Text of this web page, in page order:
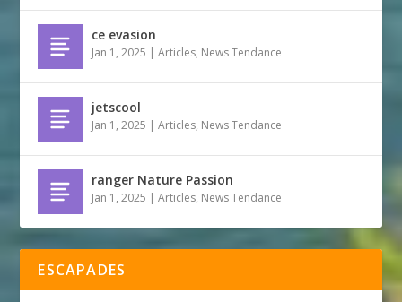
ce evasion
Jan 1, 2025 |Articles, News Tendance
jetscool
Jan 1, 2025 |Articles, News Tendance
ranger Nature Passion
Jan 1, 2025 |Articles, News Tendance
ESCAPADES